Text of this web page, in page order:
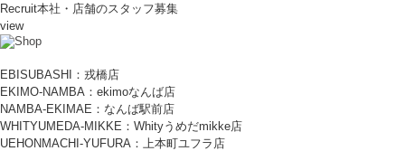
Recruit本社・店舗のスタッフ募集
view
EBISUBASHI：戎橋店
EKIMO-NAMBA：ekimoなんば店
NAMBA-EKIMAE：なんば駅前店
WHITYUMEDA-MIKKE：Whityうめだmikke店
UEHONMACHI-YUFURA：上本町ユフラ店